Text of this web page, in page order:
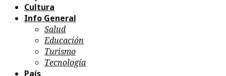
Cultura
Info General
Salud
Educación
Turismo
Tecnología
País